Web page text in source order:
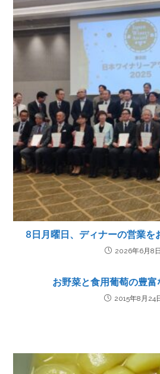
8日月曜日、ディナーの営業を
2026年6月8日
お野菜と食用葡萄の豊富
2015年8月24